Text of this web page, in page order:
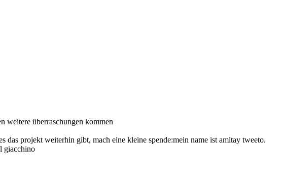
weitere überraschungen kommen
das projekt weiterhin gibt, mach eine kleine spende:mein name ist amitay tweeto.
giacchino